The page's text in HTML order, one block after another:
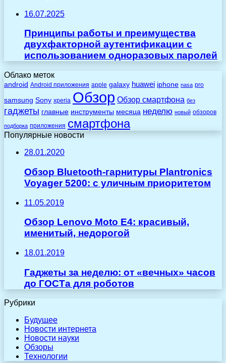
16.07.2025
Принципы работы и преимущества
двухфакторной аутентификации с
использованием одноразовых паролей
Облако меток
android Android приложения apple galaxy huawei iphone nasa pro
samsung Sony xperia Обзор Обзор смартфона без
гаджеты главные инструменты месяца неделю новый обзоров
подборка приложения смартфона
Популярные новости
28.01.2020
Обзор Bluetooth-гарнитуры Plantronics
Voyager 5200: с уличным приоритетом
11.05.2019
Обзор Lenovo Moto E4: красивый,
именитый, недорогой
18.01.2019
Гаджеты за неделю: от «вечных» часов
до ГОСТа для роботов
Рубрики
Будущее
Новости интернета
Новости науки
Обзоры
Технологии